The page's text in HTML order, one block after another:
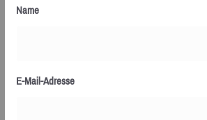
Name
E-Mail-Adresse